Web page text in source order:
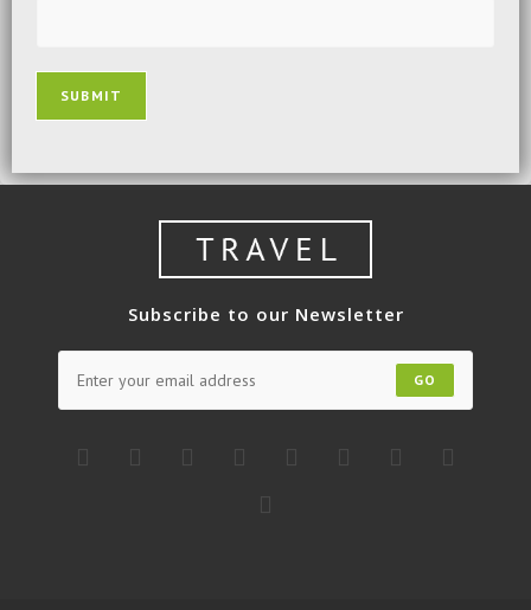
SUBMIT
Subscribe to our Newsletter
GO